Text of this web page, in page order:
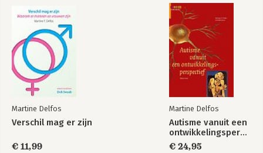
International University of Sarajevo in Bosnië-Herzegovina en
vanaf 2011 als Visiting Professor aan de Universidad Central del
Ecuador in Quito, Ecuador. In beide landen zet zij zich in bij het
opzetten van de autisme hulpverlening.
Martine Delfos
Verschil mag er zijn
€ 11,99
Martine Delfos
Autisme vanuit een
ontwikkelingsperspectief
€ 24,95